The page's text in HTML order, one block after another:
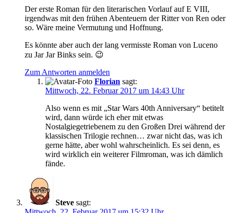
Der erste Roman für den literarischen Vorlauf auf E VIII,
irgendwas mit den frühen Abenteuern der Ritter von Ren oder
so. Wäre meine Vermutung und Hoffnung.
Es könnte aber auch der lang vermisste Roman von Luceno
zu Jar Jar Binks sein. 😉
Zum Antworten anmelden
Florian sagt:
Mittwoch, 22. Februar 2017 um 14:43 Uhr
Also wenn es mit „Star Wars 40th Anniversary“ betitelt
wird, dann würde ich eher mit etwas
Nostalgiegetriebenem zu den Großen Drei während der
klassischen Trilogie rechnen… zwar nicht das, was ich
gerne hätte, aber wohl wahrscheinlich. Es sei denn, es
wird wirklich ein weiterer Filmroman, was ich dämlich
fände.
Steve sagt: